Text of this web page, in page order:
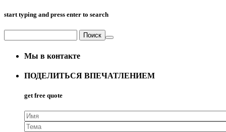
start typing and press enter to search
Мы в контакте
ПОДЕЛИТЬСЯ ВПЕЧАТЛЕНИЕМ
get free quote
Имя
Тема